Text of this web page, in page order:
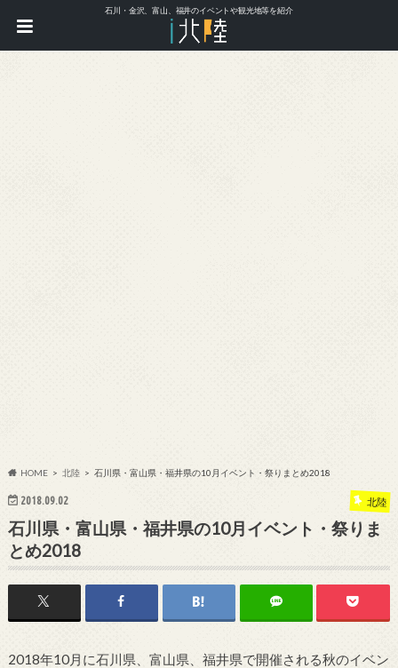
石川・金沢、富山、福井のイベントや観光地等を紹介
HOME 北陸 石川県・富山県・福井県の10月イベント・祭りまとめ2018
2018.09.02 北陸
石川県・富山県・福井県の10月イベント・祭りま
とめ2018
2018年10月に石川県、富山県、福井県で開催される秋のイベン